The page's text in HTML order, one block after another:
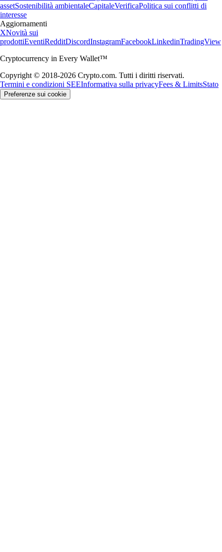
assetSostenibilità ambientaleCapitaleVerificaPolitica sui conflitti di
interesse
Aggiornamenti
XNovità sui
prodottiEventiRedditDiscordInstagramFacebookLinkedinTradingView
Cryptocurrency in Every Wallet™
Copyright © 2018-2026 Crypto.com. Tutti i diritti riservati.
Termini e condizioni SEEInformativa sulla privacyFees & LimitsStato
Preferenze sui cookie